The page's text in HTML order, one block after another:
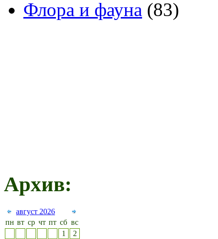
Флора и фауна (83)
Архив:
август 2026
пн вт ср чт пт сб вс
1
2